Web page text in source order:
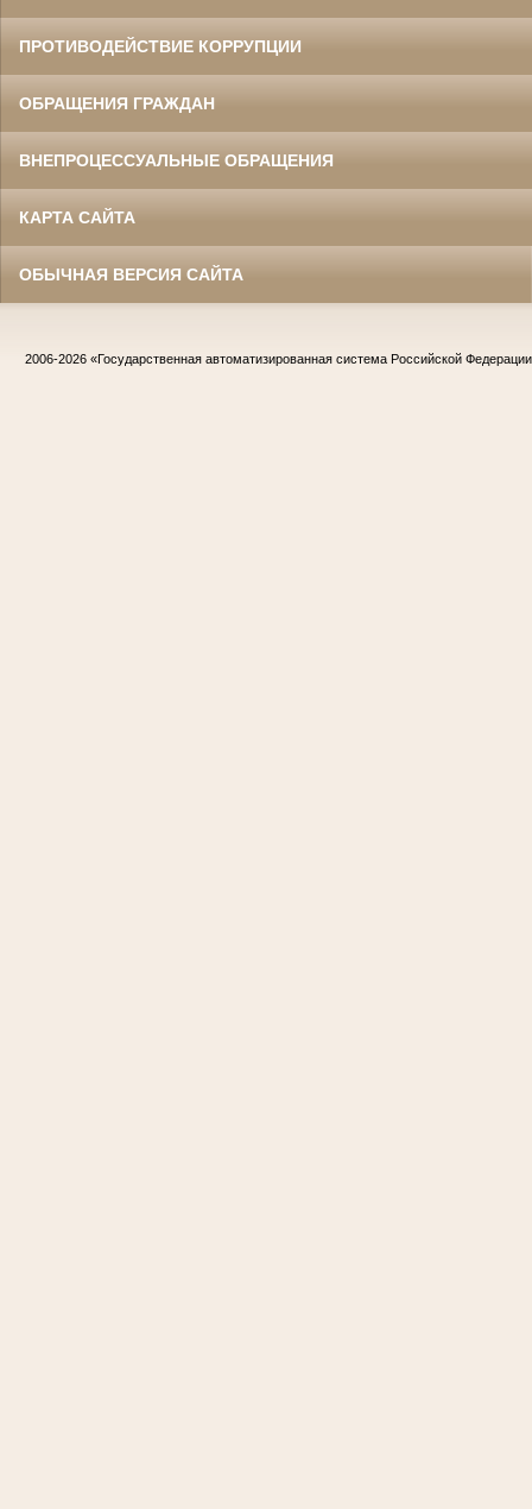
ПРОТИВОДЕЙСТВИЕ КОРРУПЦИИ
ОБРАЩЕНИЯ ГРАЖДАН
ВНЕПРОЦЕССУАЛЬНЫЕ ОБРАЩЕНИЯ
КАРТА САЙТА
ОБЫЧНАЯ ВЕРСИЯ САЙТА
2006-2026 «Государственная автоматизированная система Российской